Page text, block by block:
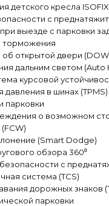
детского кресла ISOFIX
с
выезде с парковки
торможения
открытой двери
дальним светом (Auto
курсовой
давления в шинах (TPMS)
парковки
о возможном
(Smart Dodge)
обзора 360⁰
с
система (TCS)
дорожных знаков
парковки